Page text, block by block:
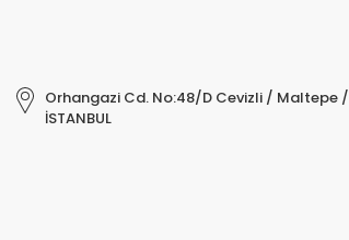
Orhangazi Cd. No:48/D Cevizli / Maltepe /
İSTANBUL